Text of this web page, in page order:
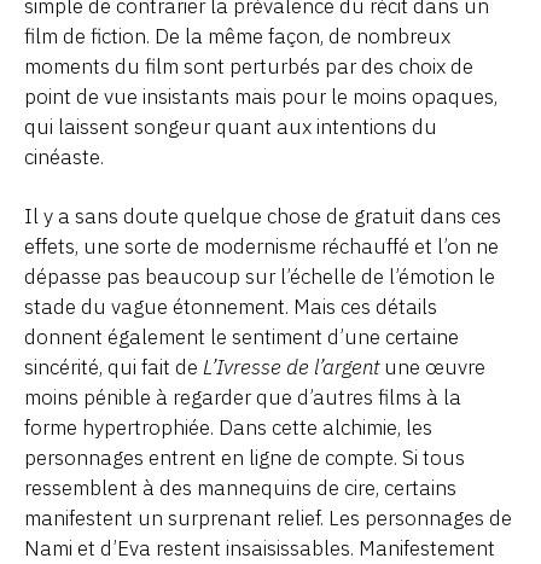
simple de contrarier la prévalence du récit dans un
film de fiction. De la même façon, de nombreux
moments du film sont perturbés par des choix de
point de vue insistants mais pour le moins opaques,
qui laissent songeur quant aux intentions du
cinéaste.
Il y a sans doute quelque chose de gratuit dans ces
effets, une sorte de modernisme réchauffé et l’on ne
dépasse pas beaucoup sur l’échelle de l’émotion le
stade du vague étonnement. Mais ces détails
donnent également le sentiment d’une certaine
sincérité, qui fait de L’Ivresse de l’argentune œuvre
moins pénible à regarder que d’autres films à la
forme hypertrophiée. Dans cette alchimie, les
personnages entrent en ligne de compte. Si tous
ressemblent à des mannequins de cire, certains
manifestent un surprenant relief. Les personnages de
Nami et d’Eva restent insaisissables. Manifestement